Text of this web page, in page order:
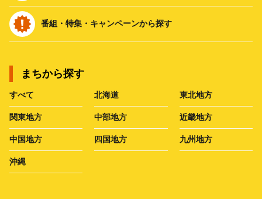
番組・特集・キャンペーンから探す
まちから探す
すべて 北海道 東北地方
関東地方 中部地方 近畿地方
中国地方 四国地方 九州地方
沖縄